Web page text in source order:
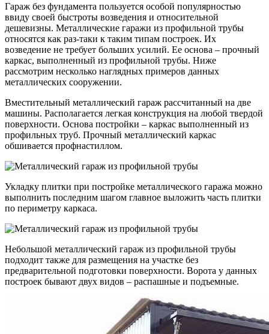
Гараж без фундамента пользуется особой популярностью
ввиду своей быстроты возведения и относительной
дешевизны. Металлические гаражи из профильной трубы
относятся как раз-таки к таким типам построек. Их
возведение не требует больших усилий. Ее основа – прочный
каркас, выполненный из профильной трубы. Ниже
рассмотрим несколько наглядных примеров данных
металлических сооружении.
Вместительный металлический гараж рассчитанный на две
машины. Располагается легкая конструкция на любой твердой
поверхности. Основа постройки – каркас выполненный из
профильных труб. Прочный металлический каркас
обшивается профнастиллом.
Укладку плитки при постройке металлического гаража можно
выполнить последним шагом главное выложить часть плитки
по периметру каркаса.
Небольшой металлический гараж из профильной трубы
подходит также для размещения на участке без
предварительной подготовки поверхности. Ворота у данных
построек бывают двух видов – распашные и подъемные.